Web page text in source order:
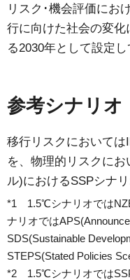
リスク･機会評価にお
行に向けた社会の変
る2030年として設定し
参考シナリオ
移行リスクにおいては
を、物理的リスクに
ル)におけるSSPシナ
*1 1.5℃シナリオでは
ナリオでは
SDS(Sustainable
STEPS(Stated Policies
*2 1.5℃シナリオでは